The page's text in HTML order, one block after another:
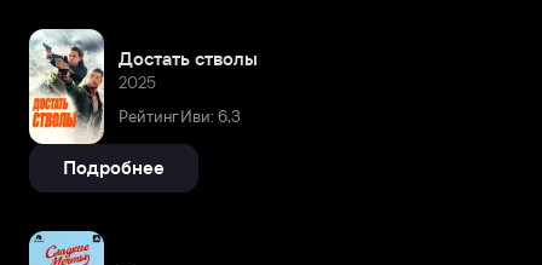
Достать стволы
2025
Рейтинг Иви: 6,3
Подробнее